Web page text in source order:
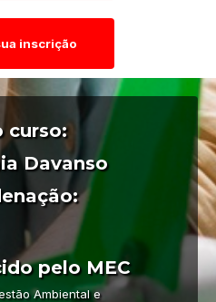
inscrição
curso:
Davanso
pelo MEC
Ambiental e